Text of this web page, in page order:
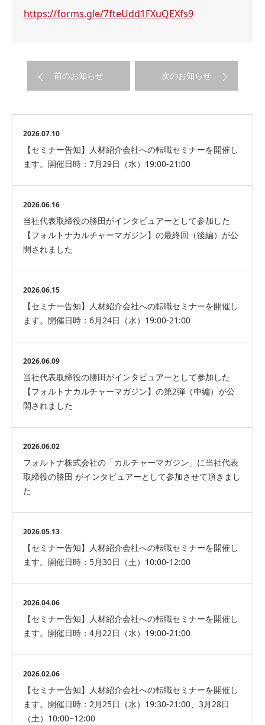
https://forms.gle/7fteUdd1FXuQEXfs9
前のお知らせ 次のお知らせ
2026.07.10
【セミナー告知】人材紹介会社への転職セミナーを開催し
ます。開催日時：7月29日（水）19:00-21:00
2026.06.16
当社代表取締役の勝田がインタビュアーとして参加した
【フォルトナカルチャーマガジン】の最終回（後編）が公
開されました
2026.06.15
【セミナー告知】人材紹介会社への転職セミナーを開催し
ます。開催日時：6月24日（水）19:00-21:00
2026.06.09
当社代表取締役の勝田がインタビュアーとして参加した
【フォルトナカルチャーマガジン】の第2弾（中編）が公
開されました
2026.06.02
フォルトナ株式会社の「カルチャーマガジン」に当社代表
取締役の勝田 がインタビュアーとして参加させて頂きまし
た
2026.05.13
【セミナー告知】人材紹介会社への転職セミナーを開催し
ます。開催日時：5月30日（土）10:00-12:00
2026.04.06
【セミナー告知】人材紹介会社への転職セミナーを開催し
ます。開催日時：4月22日（水）19:00-21:00
2026.02.06
【セミナー告知】人材紹介会社への転職セミナーを開催し
ます。開催日時：2月25日（水）19:30-21:00、3月28日
（土）10:00~12:00